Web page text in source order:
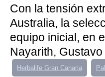
Con la tensión
Australia, la
equipo inicial, en
Nayarith,
Herbalife Gran Canaria